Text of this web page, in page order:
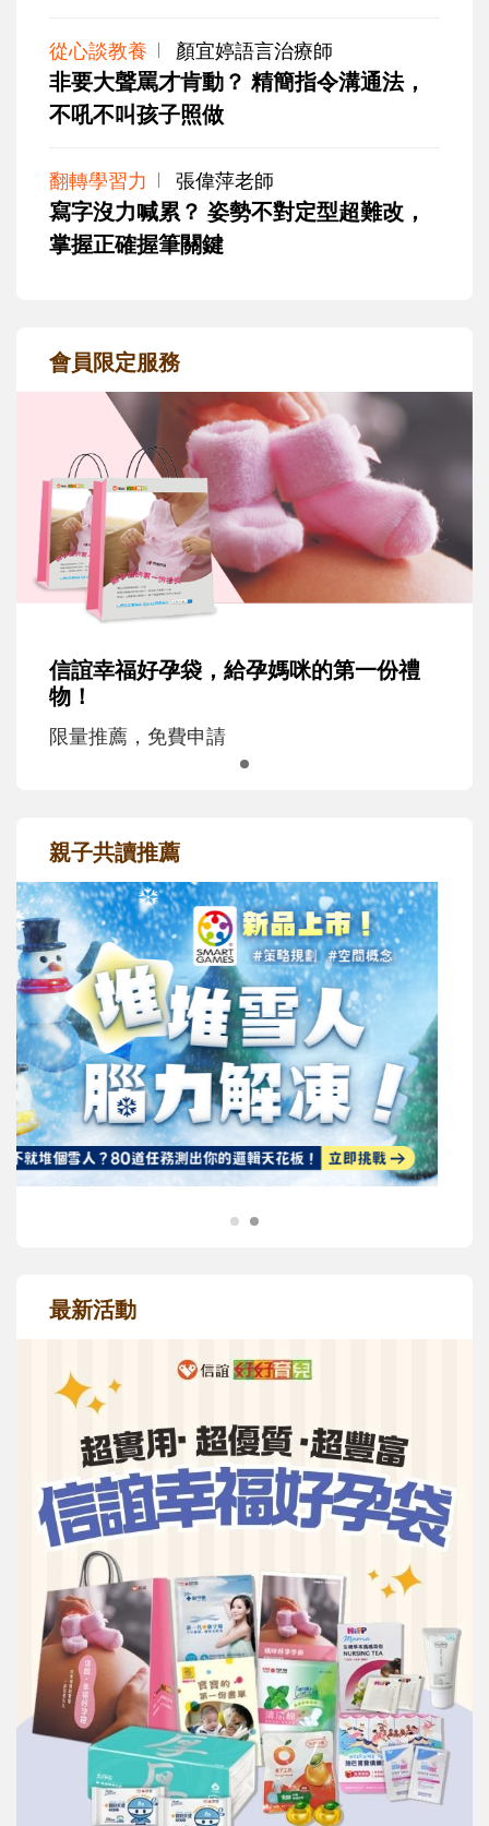
從心談教養 顏宜婷語言治療師
非要大聲罵才肯動？ 精簡指令溝通法，
不吼不叫孩子照做
翻轉學習力 張偉萍老師
寫字沒力喊累？ 姿勢不對定型超難改，
掌握正確握筆關鍵
會員限定服務
信誼幸福好孕袋，給孕媽咪的第一份禮
物！
限量推薦，免費申請
親子共讀推薦
最新活動
信誼基金會 附設幼兒園